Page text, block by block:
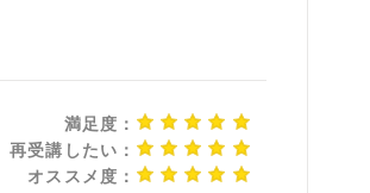
満足度：
再受講したい：
オススメ度：